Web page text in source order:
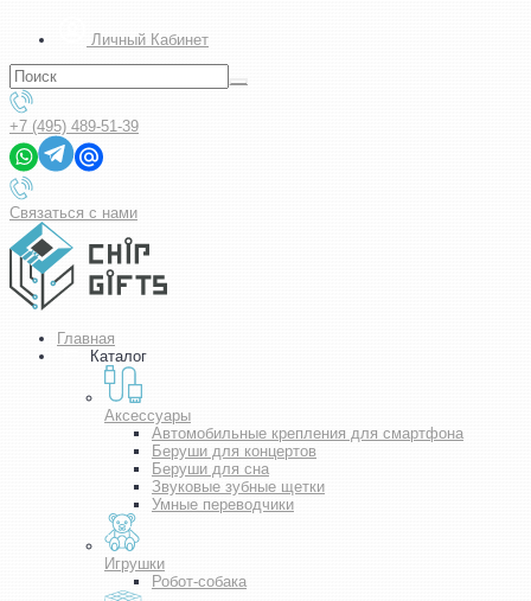
Личный Кабинет
+7 (495) 489-51-39
Связаться с нами
Главная
Каталог
Аксессуары
Автомобильные крепления для смартфона
Беруши для концертов
Беруши для сна
Звуковые зубные щетки
Умные переводчики
Игрушки
Робот-собака